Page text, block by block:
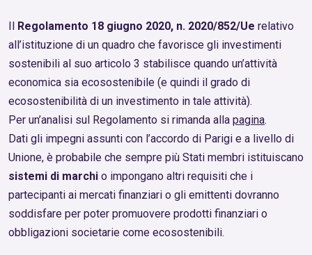
Il Regolamento 18 giugno 2020, n. 2020/852/Ue relativo
all’istituzione di un quadro che favorisce gli investimenti
sostenibili al suo articolo 3 stabilisce quando un’attività
economica sia ecosostenibile (e quindi il grado di
ecosostenibilità di un investimento in tale attività).
Per un’analisi sul Regolamento si rimanda alla pagina.
Dati gli impegni assunti con l’accordo di Parigi e a livello di
Unione, è probabile che sempre più Stati membri istituiscano
sistemi di marchi o impongano altri requisiti che i
partecipanti ai mercati finanziari o gli emittenti dovranno
soddisfare per poter promuovere prodotti finanziari o
obbligazioni societarie come ecosostenibili.